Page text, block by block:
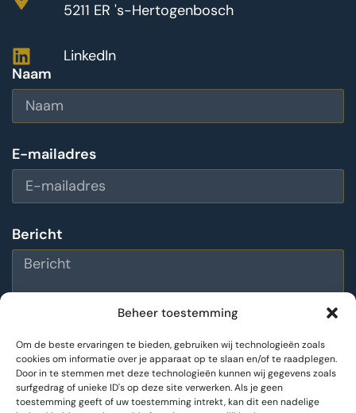
Beheer toestemming
Om de beste ervaringen te bieden, gebruiken wij technologieën zoals
cookies om informatie over je apparaat op te slaan en/of te raadplegen.
Door in te stemmen met deze technologieën kunnen wij gegevens zoals
surfgedrag of unieke ID's op deze site verwerken. Als je geen
toestemming geeft of uw toestemming intrekt, kan dit een nadelige
5211 ER 's-Hertogenbosch
LinkedIn
Naam
E-mailadres
Bericht
Bericht versturen